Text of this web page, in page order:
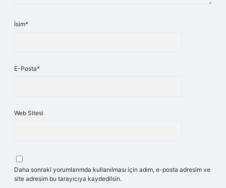
İsim*
E-Posta*
Web Sitesi
Daha sonraki yorumlarımda kullanılması için adım, e-posta adresim ve
site adresim bu tarayıcıya kaydedilsin.